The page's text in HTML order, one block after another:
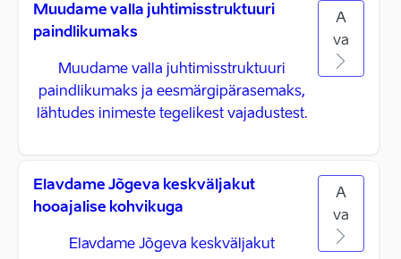
Muudame valla juhtimisstruktuuri
paindlikumaks
Muudame valla juhtimisstruktuuri
paindlikumaks ja eesmärgipärasemaks,
lähtudes inimeste tegelikest vajadustest.
A
va
Elavdame Jõgeva keskväljakut
hooajalise kohvikuga
Elavdame Jõgeva keskväljakut
A
va